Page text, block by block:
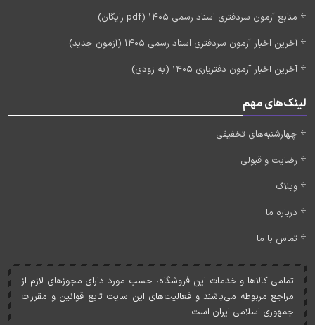
منابع آزمون سردفتری اسناد رسمی 1405 (pdf رایگان)
آخرین اخبار آزمون سردفتری اسناد رسمی 1405 (آزمون جدید)
آخرین اخبار آزمون دفتریاری 1405 (به زودی)
لینک‌های مهم
چهارشنبه‌های تخفیفی
رضایت و قبولی
وبلاگ
درباره ما
تماس با ما
تمامی کالاها و خدمات اين فروشگاه، حسب مورد دارای مجوزهای لازم از
مراجع مربوطه می‌باشند و فعاليت‌های اين سايت تابع قوانين و مقررات
جمهوری اسلامی ايران است.